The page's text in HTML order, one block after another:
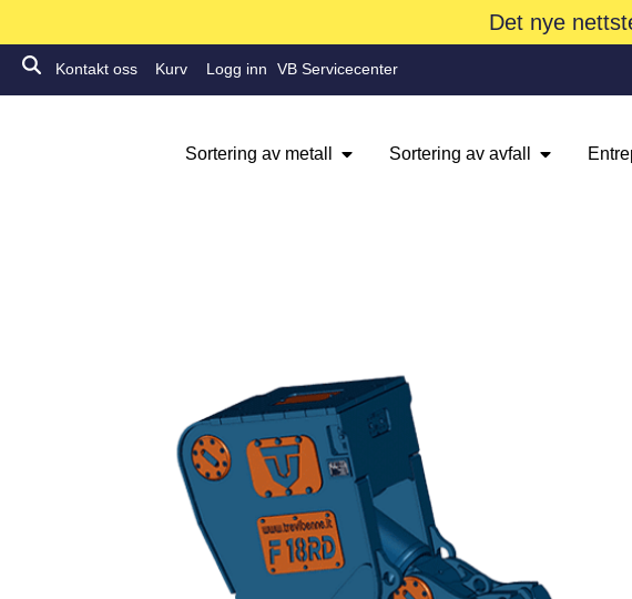
Det nye
Kontakt oss Kurv Logg inn VB Servicecenter
Sortering av metall Sortering av avfall